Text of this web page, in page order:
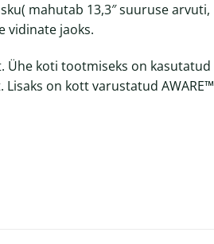
mahutab 13,3″ suuruse arvuti,
vidinate jaoks.
koti tootmiseks on kasutatud
on kott varustatud AWARE™